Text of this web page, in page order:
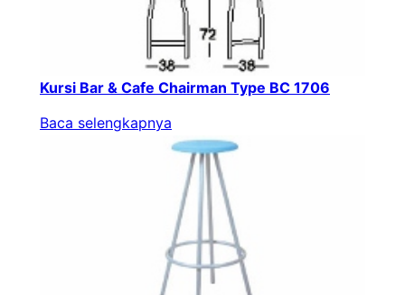
Kursi Bar & Cafe Chairman Type BC 1706
Baca selengkapnya